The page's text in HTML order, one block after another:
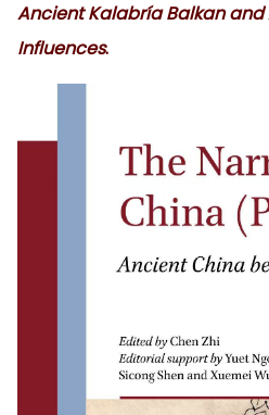
Ancient Kalabría Balkan
Influences.